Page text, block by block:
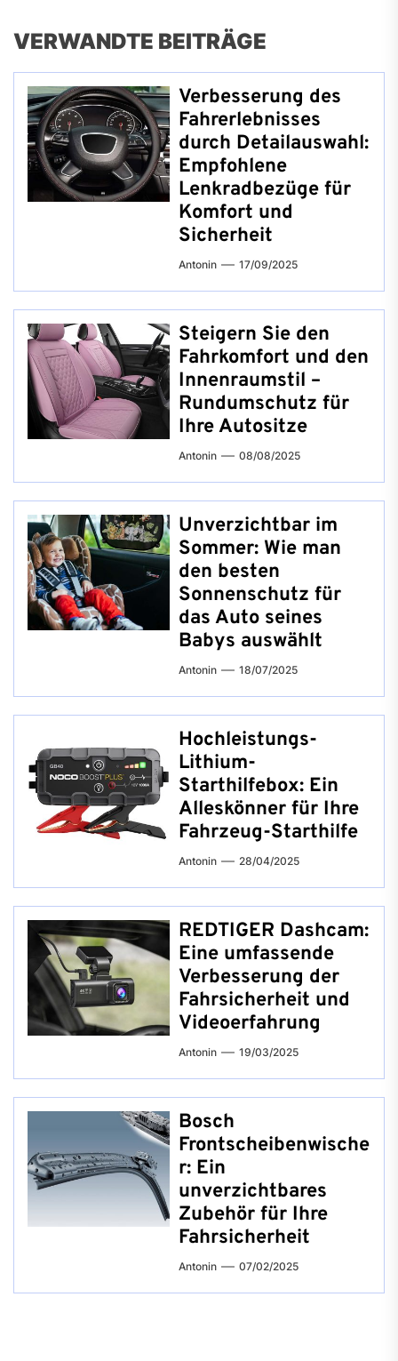
VERWANDTE BEITRÄGE
Verbesserung des
Fahrerlebnisses
durch Detailauswahl:
Empfohlene
Lenkradbezüge für
Komfort und
Sicherheit
Antonin 17/09/2025
Steigern Sie den
Fahrkomfort und den
Innenraumstil –
Rundumschutz für
Ihre Autositze
Antonin 08/08/2025
Unverzichtbar im
Sommer: Wie man
den besten
Sonnenschutz für
das Auto seines
Babys auswählt
Antonin 18/07/2025
Hochleistungs-
Lithium-
Starthilfebox: Ein
Alleskönner für Ihre
Fahrzeug-Starthilfe
Antonin 28/04/2025
REDTIGER Dashcam:
Eine umfassende
Verbesserung der
Fahrsicherheit und
Videoerfahrung
Antonin 19/03/2025
Bosch
Frontscheibenwische
r: Ein
unverzichtbares
Zubehör für Ihre
Fahrsicherheit
Antonin 07/02/2025